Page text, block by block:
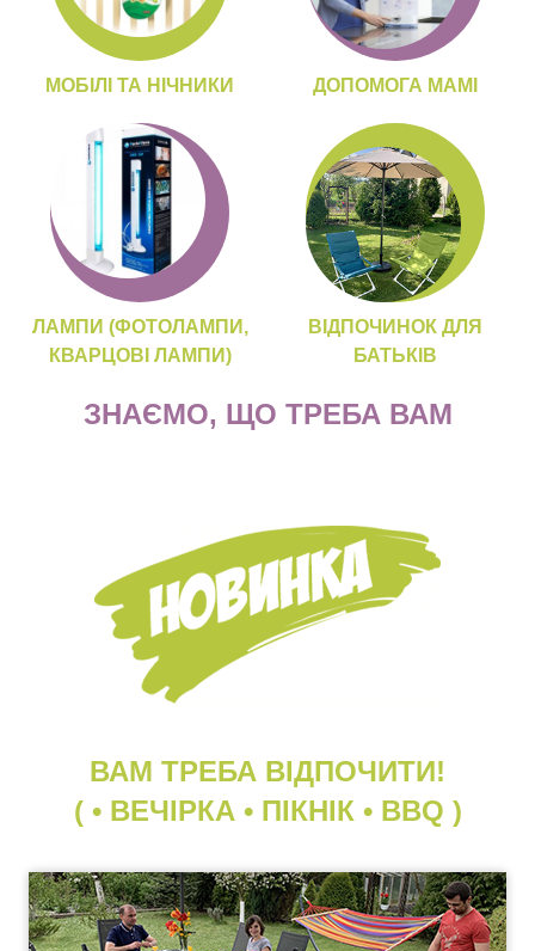
МОБІЛІ ТА НІЧНИКИ ДОПОМОГА МАМІ
ЛАМПИ (ФОТОЛАМПИ,
КВАРЦОВІ ЛАМПИ)
ВІДПОЧИНОК ДЛЯ
БАТЬКІВ
ЗНАЄМО, ЩО ТРЕБА ВАМ
ВАМ ТРЕБА ВІДПОЧИТИ!
( • ВЕЧІРКА • ПІКНІК • BBQ )